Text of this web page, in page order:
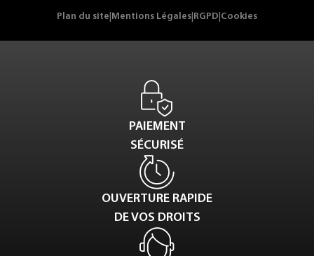
Plan du site Mentions Légales RGPD Cookies
PAIEMENT
SÉCURISÉ
OUVERTURE RAPIDE
DE VOS DROITS